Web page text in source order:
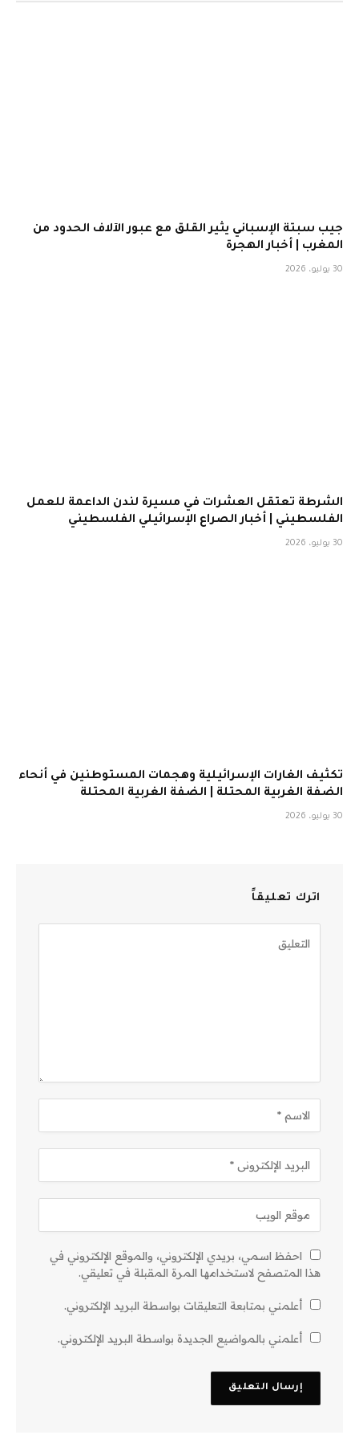
جيب سبتة الإسباني يثير القلق مع عبور الآلاف الحدود من
المغرب | أخبار الهجرة
30 يوليو، 2026
الشرطة تعتقل العشرات في مسيرة لندن الداعمة للعمل
الفلسطيني | أخبار الصراع الإسرائيلي الفلسطيني
30 يوليو، 2026
تكثيف الغارات الإسرائيلية وهجمات المستوطنين في أنحاء
الضفة الغربية المحتلة | الضفة الغربية المحتلة
30 يوليو، 2026
اترك تعليقاً
احفظ اسمي، بريدي الإلكتروني، والموقع الإلكتروني في
هذا المتصفح لاستخدامها المرة المقبلة في تعليقي.
أعلمني بمتابعة التعليقات بواسطة البريد الإلكتروني.
أعلمني بالمواضيع الجديدة بواسطة البريد الإلكتروني.